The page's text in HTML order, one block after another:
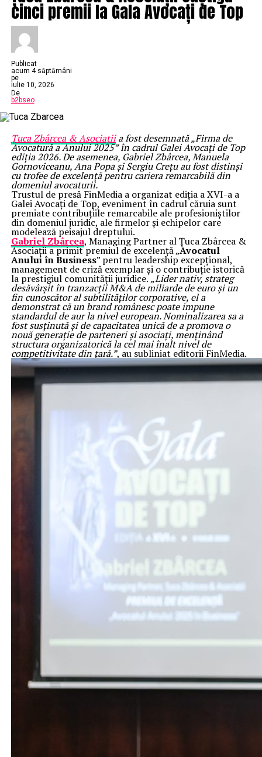
cinci premii la Gala Avocați de Top
Publicat
acum 4 săptămâni
pe
iulie 10, 2026
De
b2bseo
Țuca Zbârcea & Asociațiia fost desemnată „Firma de
Avocatură a Anului 2025” în cadrul Galei Avocați de Top
ediția 2026. De asemenea, Gabriel Zbârcea, Manuela
Gornoviceanu, Ana Popa și Sergiu Crețu au fost distinși
cu trofee de excelență pentru cariera remarcabilă din
domeniul avocaturii.
Trustul de presă FinMedia a organizat ediția a XVI-a a
Galei Avocați de Top, eveniment în cadrul căruia sunt
premiate contribuțiile remarcabile ale profesioniștilor
din domeniul juridic, ale firmelor și echipelor care
modelează peisajul dreptului.
Gabriel Zbârcea, Managing Partner al Țuca Zbârcea &
Asociații a primit premiul de excelență „Avocatul
Anului în Business” pentru leadership excepțional,
management de criză exemplar și o contribuție istorică
la prestigiul comunității juridice.„Lider nativ, strateg
desăvârșit în tranzacții M&A de miliarde de euro și un
fin cunoscător al subtilităților corporative, el a
demonstrat că un brand românesc poate impune
standardul de aur la nivel european. Nominalizarea sa a
fost susținută și de capacitatea unică de a promova o
nouă generație de parteneri și asociați, menținând
structura organizatorică la cel mai înalt nivel de
competitivitate din țară.”, au subliniat editorii FinMedia.